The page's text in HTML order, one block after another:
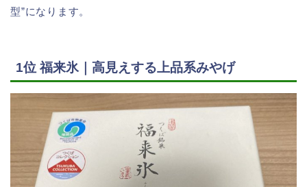
型”になります。
1位 福来氷｜高見えする上品系みやげ